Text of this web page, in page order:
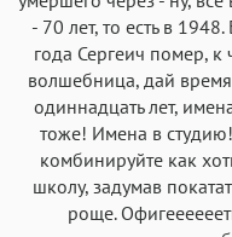
- 70 лет, то есть в
года Сергеич помер, к
волшебница, дай
одиннадцать лет,
тоже! Имена в
комбинируйте как
школу, задумав
роще.